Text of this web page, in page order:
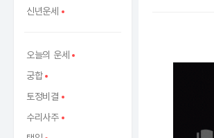
신년운세
오늘의 운세
궁합
토정비결
수리사주